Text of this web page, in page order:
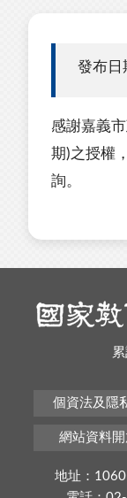
發布
感謝嘉義
期)之授權
詢。
個資法及隱
網站資料
地址：